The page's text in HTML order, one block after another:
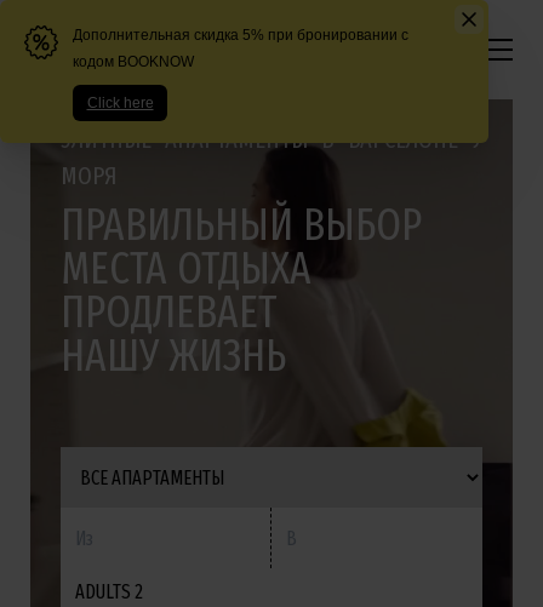
CHECK-IN ОНЛАЙН
ЭЛИТНЫЕ АПАРТАМЕНТЫ В БАРСЕЛОНЕ У
МОРЯ
ПРАВИЛЬНЫЙ ВЫБОР
МЕСТА ОТДЫХА
ПРОДЛЕВАЕТ
НАШУ ЖИЗНЬ
ADULTS 2